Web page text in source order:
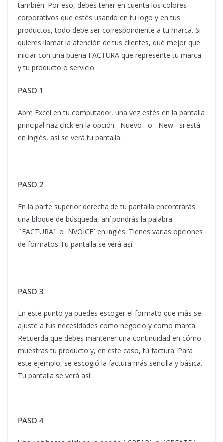
también. Por eso, debes tener en cuenta los colores
corporativos que estés usando en tu logo y en tus
productos, todo debe ser correspondiente a tu marca. Si
quieres llamar la atención de tus clientes, qué mejor que
iniciar con una buena FACTURA que represente tu marca
y tu producto o servicio.
PASO 1
Abre Excel en tu computador, una vez estés en la pantalla
principal haz click en la opción ¨Nuevo¨ o ¨New¨ si está
en inglés, así se verá tu pantalla.
PASO 2
En la parte superior derecha de tu pantalla encontrarás
una bloque de búsqueda, ahí pondrás la palabra
¨FACTURA¨ o ÏNVOICE¨en inglés. Tienes varias opciones
de formatos Tu pantalla se verá así:
PASO 3
En este punto ya puedes escoger el formato que más se
ajuste a tus necesidades como negocio y como marca.
Recuerda que debes mantener una continuidad en cómo
muestras tu producto y, en este caso, tú factura. Para
este ejemplo, se escogió la factura más sencilla y básica.
Tu pantalla se verá así:
PASO 4